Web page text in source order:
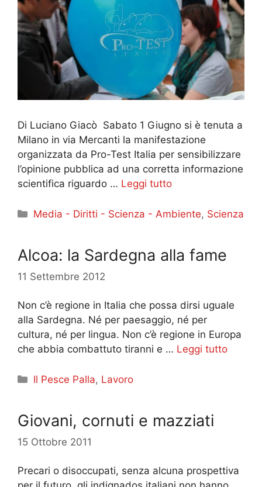
Di Luciano Giacò Sabato 1 Giugno si è tenuta a
Milano in via Mercanti la manifestazione
organizzata da Pro-Test Italia per sensibilizzare
l’opinione pubblica ad una corretta informazione
scientifica riguardo … Leggi tutto
Categorie
Media - Diritti - Scienza - Ambiente, Scienza
Alcoa: la Sardegna alla fame
11 Settembre 2012
Non c’è regione in Italia che possa dirsi uguale
alla Sardegna. Né per paesaggio, né per
cultura, né per lingua. Non c’è regione in Europa
che abbia combattuto tiranni e … Leggi tutto
Categorie
Il Pesce Palla, Lavoro
Giovani, cornuti e mazziati
15 Ottobre 2011
Precari o disoccupati, senza alcuna prospettiva